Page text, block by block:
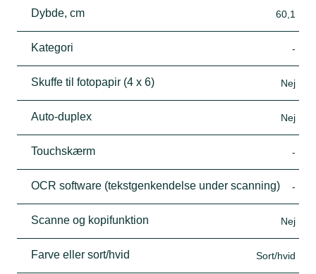
Dybde, cm 60,1
Kategori -
Skuffe til fotopapir (4 x 6) Nej
Auto-duplex Nej
Touchskærm -
OCR software (tekstgenkendelse under scanning) -
Scanne og kopifunktion Nej
Farve eller sort/hvid Sort/hvid